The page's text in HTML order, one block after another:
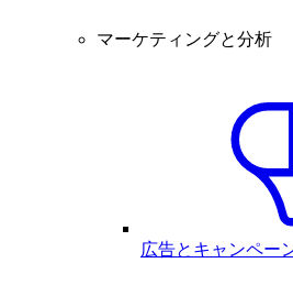
マーケティングと分析
広告とキャンペー